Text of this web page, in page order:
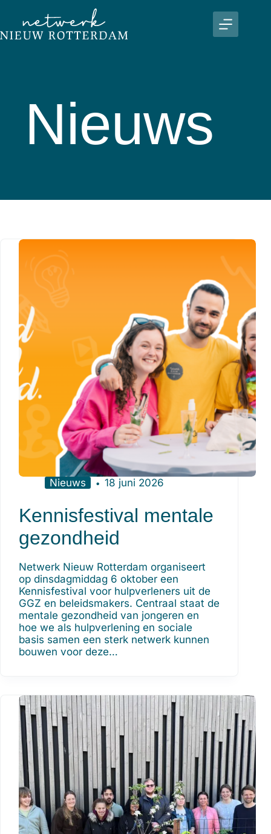
Nieuws
Nieuws 18 juni 2026
Kennisfestival mentale
gezondheid
Netwerk Nieuw Rotterdam organiseert
op dinsdagmiddag 6 oktober een
Kennisfestival voor hulpverleners uit de
GGZ en beleidsmakers. Centraal staat de
mentale gezondheid van jongeren en
hoe we als hulpverlening en sociale
basis samen een sterk netwerk kunnen
bouwen voor deze…